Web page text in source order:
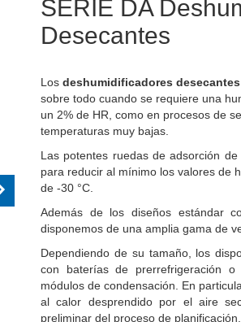
SERIE DA
Desecantes
Los deshumidificadores
sobre todo cuando se requiere una
un 2% de HR, como en procesos de
temperaturas muy bajas.
Las potentes ruedas de adsorción
para reducir al mínimo los valores de
de -30 °C.
Además de los diseños estándar
disponemos de una amplia gama de
Dependiendo de su tamaño, los
con baterías de prerrefrigeración o
módulos de condensación. En
al calor desprendido por el aire
preliminar del proceso de planificación.